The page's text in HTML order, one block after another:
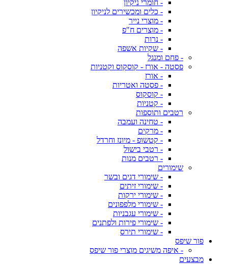
- חומרי ניקיון
- כלים ומכשירים לניקיון
- מוצרי נייר
- מוצרים ח"פ
- נרות
- שקיות אשפה
- פחם ומנגל
פסטה - אורז - קוסקוס וקטניות
- אורז
- פסטה ואטריות
- קוסקוס
- קטניות
רטבים ותוספות
- טחינה ועמבה
- מרקים
- קטשופ - מיונז וחרדל
- רטבי בישול
- רטבים מנות
שימורים
- שימורי דגים ובשר
- שימורי זיתים
- שימורי ירקות
- שימורי מלפפונים
- שימורי עגבניות
- שימורי פירות ולפתנים
- שימורי תירס
פור שיפס
- איפה משיגים מוצרי פור שיפס
מבצעים